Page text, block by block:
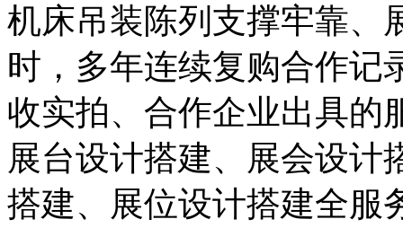
机床吊装陈列支撑牢靠、
时，多年连续复购合作记
收实拍、合作企业出具的
展台设计搭建、展会设计
搭建、展位设计搭建全服